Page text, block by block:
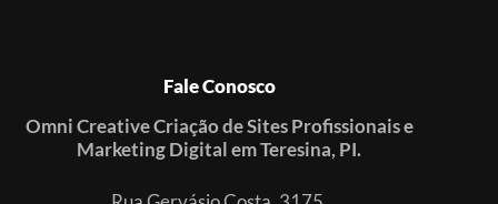
Fale Conosco
Omni Creative Criação de Sites Profissionais e
Marketing Digital em Teresina, PI.